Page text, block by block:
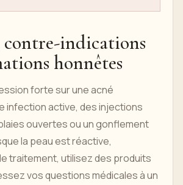
contre-indications
honnêtes
forte sur une acné
infection active, des injections
ouvertes ou un gonflement
la peau est réactive,
traitement, utilisez des produits
vos questions médicales à un